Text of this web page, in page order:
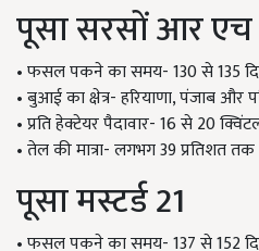
पूसा सरसों आर
• फसल पकने का समय- 130 से 135
• बुआई का क्षेत्र- हरियाणा, पंजाब और
• प्रति हेक्टेयर पैदावार- 16 से 20
• तेल की मात्रा- लगभग 39 प्रतिशत तक
पूसा मस्टर्ड 21
• फसल पकने का समय- 137 से 152